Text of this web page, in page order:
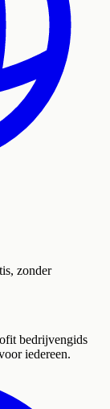
zonder
bedrijvengids
iedereen.